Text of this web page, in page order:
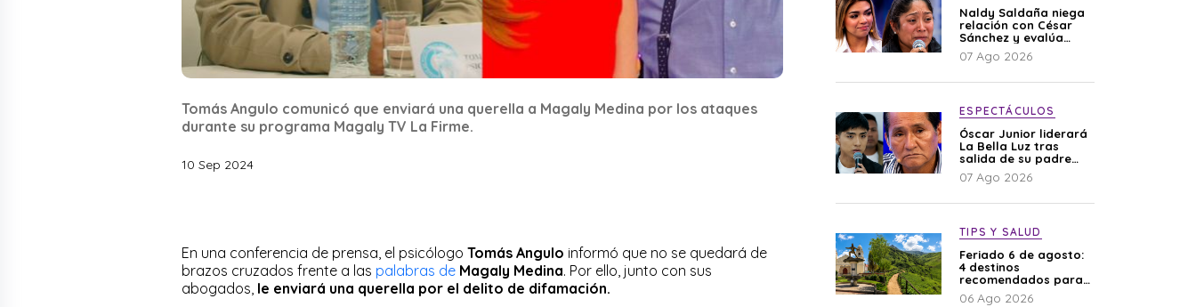
Tomás Angulo comunicó que enviará una querella a Magaly Medina por los ataques
durante su programa Magaly TV La Firme.
10 Sep 2024
En una conferencia de prensa, el psicólogo Tomás Angulo informó que no se quedará de
brazos cruzados frente a las palabras de Magaly Medina. Por ello, junto con sus
abogados, le enviará una querella por el delito de difamación.
Naldy Saldaña niega
relación con César
Sánchez y evalúa
denunciar a su
esposa: “Es una
07 Ago 2026
ESPECTÁCULOS
Óscar Junior liderará
La Bella Luz tras
salida de su padre
por polémica con
Naldy Saldaña
07 Ago 2026
TIPS Y SALUD
Feriado 6 de agosto:
4 destinos
recomendados para
disfrutar el descanso
06 Ago 2026